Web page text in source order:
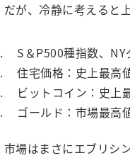
だが、冷静に考えると
S＆P500種指数、
住宅価格：史上最高
ビットコイン：史上
ゴールド：市場最高
市場はまさにエブリシ